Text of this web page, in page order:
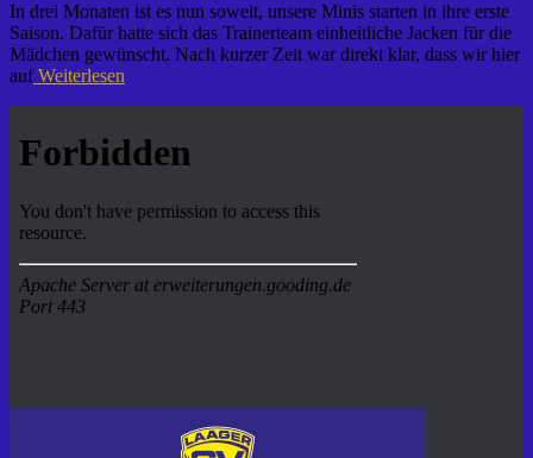
In drei Monaten ist es nun soweit, unsere Minis starten in ihre erste
Saison. Dafür hatte sich das Trainerteam einheitliche Jacken für die
Mädchen gewünscht. Nach kurzer Zeit war direkt klar, dass wir hier
aufWeiterlesen